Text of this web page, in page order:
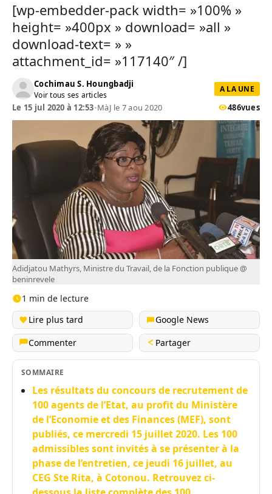
[wp-embedder-pack width= »100% »
height= »400px » download= »all »
download-text= » »
attachment_id= »117140″ /]
Cochimau S. Houngbadji
Voir tous ses articles
A LA UNE
Le 15 jul 2020 à 12:53•MàJ le 7 aou 2020 486vues
Adidjatou Mathyrs, Ministre du Travail, de la Fonction publique @
beninrevele
1 min de lecture
Lire plus tard
Google News
Commenter
Partager
SOMMAIRE
Les résultats du concours de recrutement de
100 agents de l’Etat, au profit du Ministère
de l’Economie et des Finances (MEF), sont
publiés, ce mercredi 15 juillet 2020. Les 100
admissibles sont invités à se présenter à la
phase de l’entretien, ce jeudi 16 juillet, au
CEG Ste Rita, à Cotonou. Retrouvez ci-